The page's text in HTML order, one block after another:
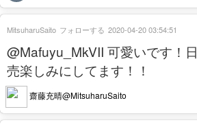
@Mafuyu_MkVII 可愛いです！
売楽しみにしてます！！
齋藤充晴@MitsuharuSaito
MitsuharuSaito フォローする 2020-04-20 03:54:51